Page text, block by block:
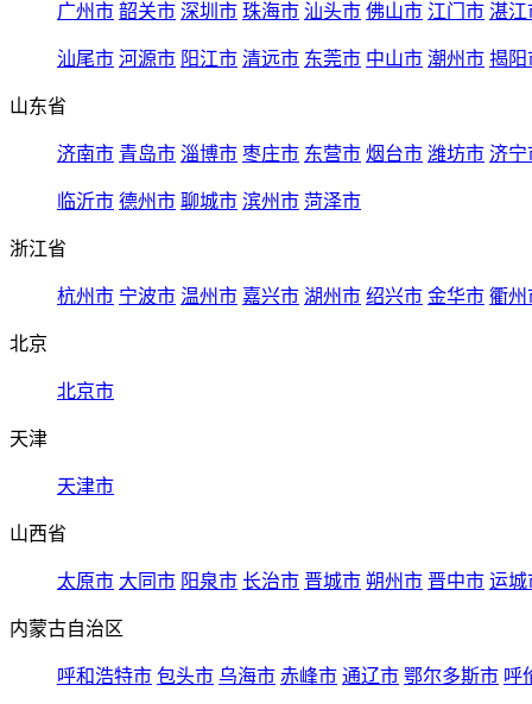
广州市 韶关市 深圳市 珠海市 汕头市 佛山市 江门市 湛江
汕尾市 河源市 阳江市 清远市 东莞市 中山市 潮州市 揭阳
山东省
济南市 青岛市 淄博市 枣庄市 东营市 烟台市 潍坊市 济宁
临沂市 德州市 聊城市 滨州市 菏泽市
浙江省
杭州市 宁波市 温州市 嘉兴市 湖州市 绍兴市 金华市 衢州
北京
北京市
天津
天津市
山西省
太原市 大同市 阳泉市 长治市 晋城市 朔州市 晋中市 运城
内蒙古自治区
呼和浩特市 包头市 乌海市 赤峰市 通辽市 鄂尔多斯市 呼